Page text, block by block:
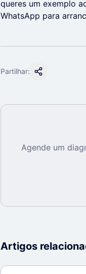
queres um exemplo
WhatsApp para
Partilhar:
Agende um
Artigos